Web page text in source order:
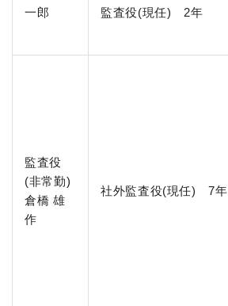
一郎
監査役(現任) 2年
監査役
(非常勤)
倉橋 雄
作
社外監査役(現任) 7年